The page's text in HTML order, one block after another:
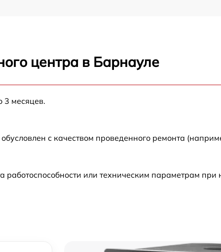
от 100 мин
центра в Барнауле
3 месяцев.
с качеством проведенного ремонта
или техническим параметрам при